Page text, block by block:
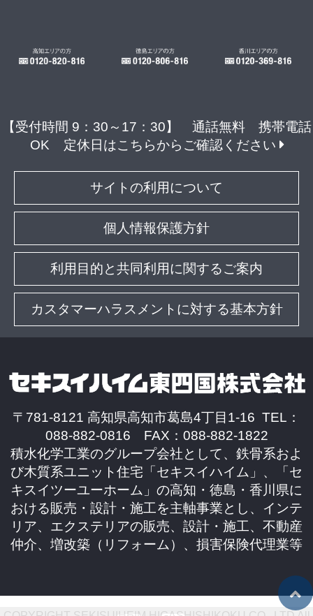
【受付時間 9：30～17：30】 通話無料 携帯電話
OK
定休日はこちらからご確認ください
サイトの利用について
個人情報保護方針
利用目的と共同利用に関するご案内
カスタマーハラスメントに対する基本方針
〒781-8121 高知県高知市葛島4丁目1-16 TEL：
088-882-0816 FAX：088-882-1822
積水化学工業のグループ会社として、鉄骨系およ
び木質系ユニット住宅「セキスイハイム」、「セ
キスイツーユーホーム」の高知・徳島・香川県に
おける販売・設計・施工を主軸事業とし、インテ
リア、エクステリアの販売、設計・施工、不動産
仲介、増改築（リフォーム）、損害保険代理業等